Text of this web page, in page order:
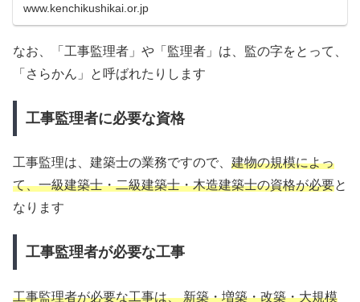
www.kenchikushikai.or.jp
なお、「工事監理者」や「監理者」は、監の字をとって、
「さらかん」と呼ばれたりします
工事監理者に必要な資格
工事監理は、建築士の業務ですので、 建物の規模によっ
て、一級建築士・二級建築士・木造建築士の資格が必要と
なります
工事監理者が必要な工事
工事監理者が必要な工事は、新築・増築・改築・大規模